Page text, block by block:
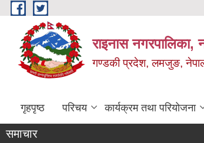
Skip to main content
राइनास नगरपालिका,
गण्डकी प्रदेश, लमजुङ,
गृहपृष्ठ परिचय कार्यक्रम तथा परियोजना
समाचार